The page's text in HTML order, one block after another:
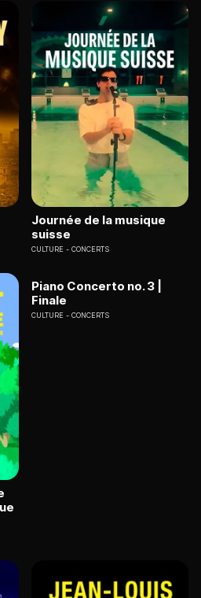
Journée de la musique
suisse
CULTURE CONCERTS
Piano Concerto no. 3 |
Finale
CULTURE CONCERTS